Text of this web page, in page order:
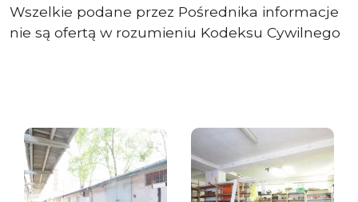
Wszelkie podane przez Pośrednika informacje
nie są ofertą w rozumieniu Kodeksu Cywilnego